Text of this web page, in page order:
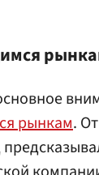
рынкам.